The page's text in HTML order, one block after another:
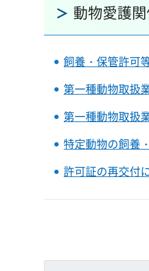
動物愛護
飼養・保管許可
第一種動物取扱
第一種動物取扱
特定動物の飼養
許可証の再交付